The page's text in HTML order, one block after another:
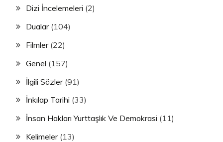
Dizi İncelemeleri (2)
Dualar(104)
Filmler(22)
Genel (157)
İlgili Sözler(91)
İnkılap Tarihi (33)
İnsan Hakları Yurttaşlık Ve Demokrasi (11)
Kelimeler(13)